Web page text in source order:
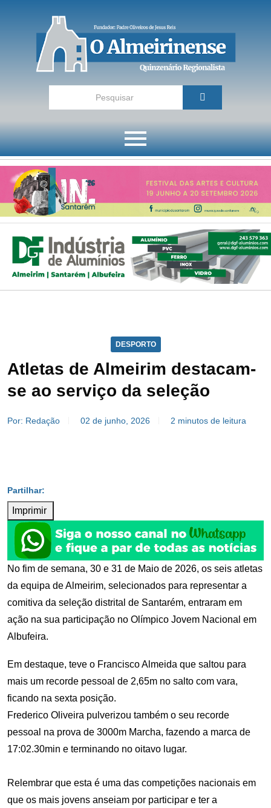
DESPORTO
Atletas de Almeirim destacam-
se ao serviço da seleção
Por: Redação 02 de junho, 2026 2 minutos de leitura
Imprimir
No fim de semana, 30 e 31 de Maio de 2026, os seis atletas
da equipa de Almeirim, selecionados para representar a
comitiva da seleção distrital de Santarém, entraram em
ação na sua participação no Olímpico Jovem Nacional em
Albufeira.
Em destaque, teve o Francisco Almeida que saltou para
mais um recorde pessoal de 2,65m no salto com vara,
ficando na sexta posição.
Frederico Oliveira pulverizou também o seu recorde
pessoal na prova de 3000m Marcha, fazendo a marca de
17:02.30min e terminando no oitavo lugar.
Relembrar que esta é uma das competições nacionais em
que os mais jovens anseiam por participar e ter a